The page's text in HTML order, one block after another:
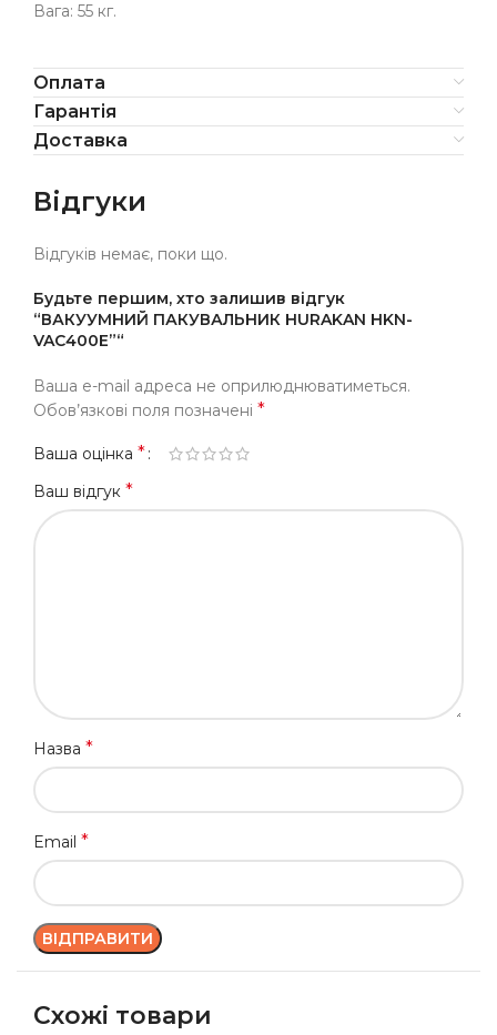
Вага: 55 кг.
Оплата
Гарантія
Доставка
Відгуки
Відгуків немає, поки що.
Будьте першим, хто залишив відгук
“ВАКУУМНИЙ ПАКУВАЛЬНИК HURAKAN HKN-
VAC400E”“
Ваша e-mail адреса не оприлюднюватиметься.
Обов’язкові поля позначені *
Ваша оцінка *
Ваш відгук *
Назва *
Email *
Схожі товари